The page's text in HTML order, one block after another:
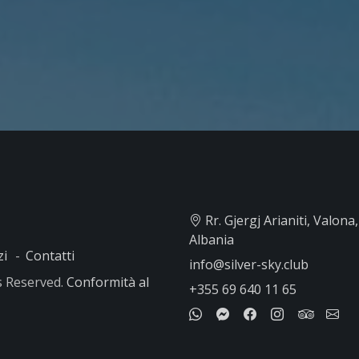
Contatti
Reserved. Conformità al
Rr. Gjergj Arianiti,
Albania
info@silver-sky.club
+355 69 640 11 65